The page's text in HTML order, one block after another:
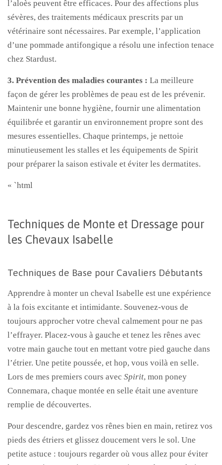
l’aloès peuvent être efficaces. Pour des affections plus
sévères, des traitements médicaux prescrits par un
vétérinaire sont nécessaires. Par exemple, l’application
d’une pommade antifongique a résolu une infection tenace
chez Stardust.
3. Prévention des maladies courantes : La meilleure
façon de gérer les problèmes de peau est de les prévenir.
Maintenir une bonne hygiène, fournir une alimentation
équilibrée et garantir un environnement propre sont des
mesures essentielles. Chaque printemps, je nettoie
minutieusement les stalles et les équipements de Spirit
pour préparer la saison estivale et éviter les dermatites.
« `html
Techniques de Monte et Dressage pour
les Chevaux Isabelle
Techniques de Base pour Cavaliers Débutants
Apprendre à monter un cheval Isabelle est une expérience
à la fois excitante et intimidante. Souvenez-vous de
toujours approcher votre cheval calmement pour ne pas
l’effrayer. Placez-vous à gauche et tenez les rênes avec
votre main gauche tout en mettant votre pied gauche dans
l’étrier. Une petite poussée, et hop, vous voilà en selle.
Lors de mes premiers cours avec Spirit, mon poney
Connemara, chaque montée en selle était une aventure
remplie de découvertes.
Pour descendre, gardez vos rênes bien en main, retirez vos
pieds des étriers et glissez doucement vers le sol. Une
petite astuce : toujours regarder où vous allez pour éviter